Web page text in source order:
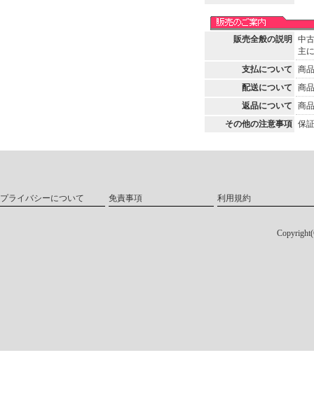
販売全般の説明
中
主
支払について
商
配送について
商
返品について
商
その他の注意事項 保
プライバシーについて 免責事項 利用規約